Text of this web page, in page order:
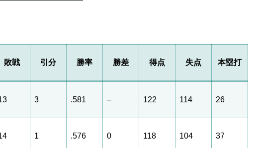
敗戦 引分 勝率 勝差 得点 失点 本塁打
3 .581 – 122 114 26
1 .576 0 118 104 37